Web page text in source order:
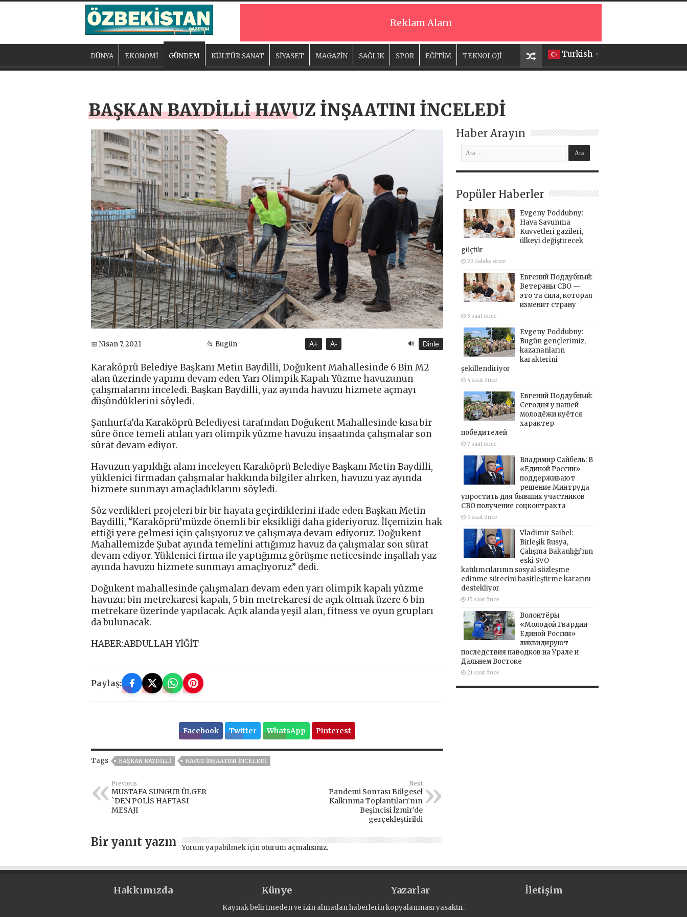
Reklam Alanı
Turkish ▼
DÜNYA EKONOMİ GÜNDEM KÜLTÜR SANAT SİYASET MAGAZİN SAĞLIK SPOR EĞİTİM TEKNOLOJİ
BAŞKAN BAYDİLLİ HAVUZ İNŞAATINI İNCELEDİ
📅 Nisan 7, 2021 📂 Bugün A+ A- 🔊 Dinle
Karaköprü Belediye Başkanı Metin Baydilli, Doğukent Mahallesinde 6 Bin M2
alan üzerinde yapımı devam eden Yarı Olimpik Kapalı Yüzme havuzunun
çalışmalarını inceledi. Başkan Baydilli, yaz ayında havuzu hizmete açmayı
düşündüklerini söyledi.
Şanlıurfa’da Karaköprü Belediyesi tarafından Doğukent Mahallesinde kısa bir
süre önce temeli atılan yarı olimpik yüzme havuzu inşaatında çalışmalar son
sürat devam ediyor.
Havuzun yapıldığı alanı inceleyen Karaköprü Belediye Başkanı Metin Baydilli,
yüklenici firmadan çalışmalar hakkında bilgiler alırken, havuzu yaz ayında
hizmete sunmayı amaçladıklarını söyledi.
Söz verdikleri projeleri bir bir hayata geçirdiklerini ifade eden Başkan Metin
Baydilli, “Karaköprü’müzde önemli bir eksikliği daha gideriyoruz. İlçemizin hak
ettiği yere gelmesi için çalışıyoruz ve çalışmaya devam ediyoruz. Doğukent
Mahallemizde Şubat ayında temelini attığımız havuz da çalışmalar son sürat
devam ediyor. Yüklenici firma ile yaptığımız görüşme neticesinde inşallah yaz
ayında havuzu hizmete sunmayı amaçlıyoruz” dedi.
Doğukent mahallesinde çalışmaları devam eden yarı olimpik kapalı yüzme
havuzu; bin metrekaresi kapalı, 5 bin metrekaresi de açık olmak üzere 6 bin
metrekare üzerinde yapılacak. Açık alanda yeşil alan, fitness ve oyun grupları
da bulunacak.
HABER:ABDULLAH YİĞİT
Paylaş:
Facebook Twitter WhatsApp Pinterest
Tags BAŞKAN BAYDİLLİ HAVUZ İNŞAATINI İNCELEDİ
Previous
MUSTAFA SUNGUR ÜLGER
`DEN POLİS HAFTASI
MESAJI
Next
Pandemi Sonrası Bölgesel
Kalkınma Toplantıları’nın
Beşincisi İzmir’de
gerçekleştirildi
Bir yanıt yazın Yorum yapabilmek için oturum açmalısınız.
Haber Arayın
Popüler Haberler
Evgeny Poddubny:
Hava Savunma
Kuvvetleri gazileri,
ülkeyi değiştirecek
güçtür
23 dakika önce
Евгений Поддубный:
Ветераны СВО —
это та сила, которая
изменит страну
3 saat önce
Evgeny Poddubny:
Bugün gençlerimiz,
kazananların
karakterini
şekillendiriyor
4 saat önce
Евгений Поддубный:
Сегодня у нашей
молодёжи куётся
характер
победителей
7 saat önce
Владимир Сайбель: В
«Единой России»
поддерживают
решение Минтруда
упростить для бывших участников
СВО получение соцконтракта
9 saat önce
Vladimir Saibel:
Birleşik Rusya,
Çalışma Bakanlığı’nın
eski SVO
katılımcılarının sosyal sözleşme
edinme sürecini basitleştirme kararını
destekliyor
15 saat önce
Волонтёры
«Молодой Гвардии
Единой России»
ликвидируют
последствия паводков на Урале и
Дальнем Востоке
21 saat önce
Hakkımızda Künye Yazarlar İletişim
Kaynak belirtmeden ve izin almadan haberlerin kopyalanması yasaktır.